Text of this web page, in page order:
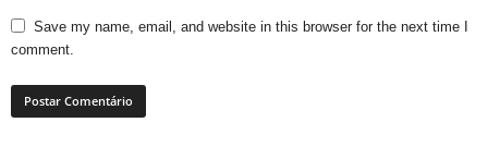
Save my name, email, and website in this browser for the next time I
comment.